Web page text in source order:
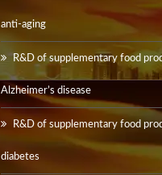
anti-aging
R&D of supplementary food
Alzheimer’s disease
R&D of supplementary food
diabetes